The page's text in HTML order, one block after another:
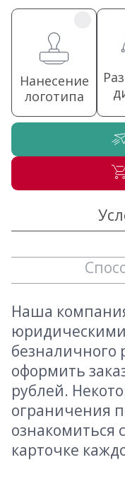
Нанесение
логотипа
Наша
безналичного
оформить
рублей.
ограничения
ознакомиться
карточке